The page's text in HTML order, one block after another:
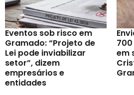
Eventos sob risco em
Gramado: “Projeto de
Lei pode inviabilizar
setor”, dizem
empresários e
entidades
em